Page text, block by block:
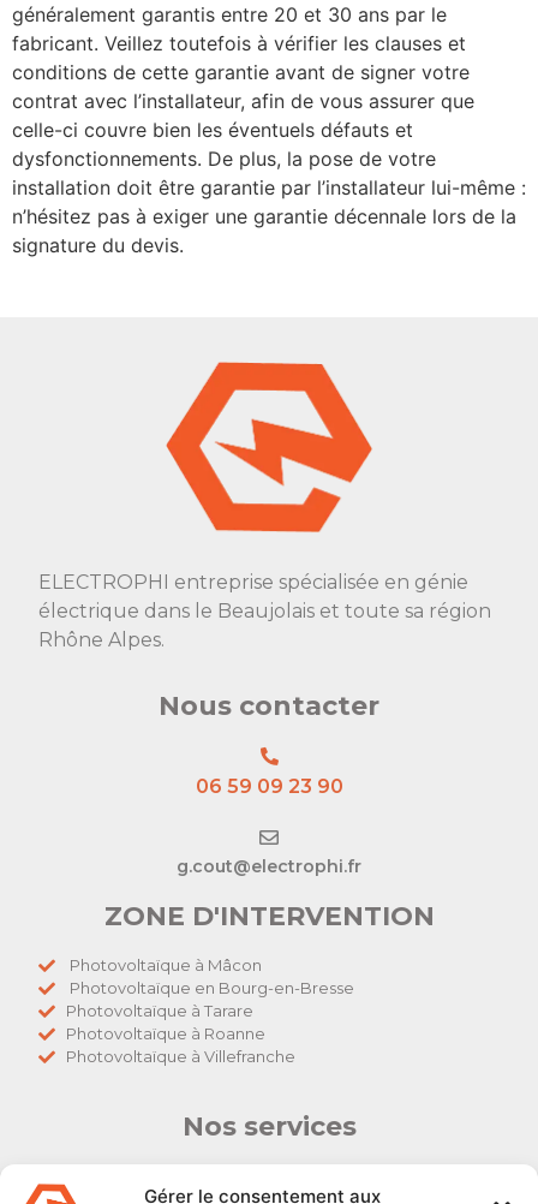
Gérer le consentement aux
généralement garantis entre 20 et 30 ans par le
fabricant. Veillez toutefois à vérifier les clauses et
conditions de cette garantie avant de signer votre
contrat avec l’installateur, afin de vous assurer que
celle-ci couvre bien les éventuels défauts et
dysfonctionnements. De plus, la pose de votre
installation doit être garantie par l’installateur lui-même :
n’hésitez pas à exiger une garantie décennale lors de la
signature du devis.
ELECTROPHI entreprise spécialisée en génie
électrique dans le Beaujolais et toute sa région
Rhône Alpes.
Nous contacter
06 59 09 23 90
g.cout@electrophi.fr
ZONE D'INTERVENTION
Photovoltaïque à Mâcon
Photovoltaïque en Bourg-en-Bresse
Photovoltaïque à Tarare
Photovoltaïque à Roanne
Photovoltaïque à Villefranche
Nos services
Dépannage / urgences